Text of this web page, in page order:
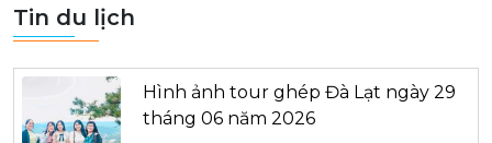
Tin du lịch
Hình ảnh tour ghép Đà Lạt ngày 29
tháng 06 năm 2026